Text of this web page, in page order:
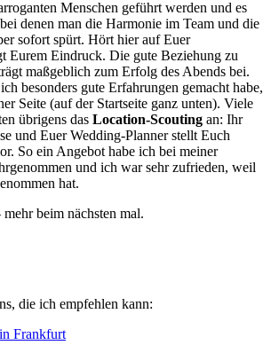
Menschen geführt werden und es
denen man die Harmonie im Team und die
sofort spürt. Hört hier auf Euer
Eurem Eindruck. Die gute Beziehung zu
maßgeblich zum Erfolg des Abends bei.
besonders gute Erfahrungen gemacht habe,
Seite (auf der Startseite ganz unten). Viele
übrigens das Location-Scouting an: Ihr
und Euer Wedding-Planner stellt Euch
So ein Angebot habe ich bei meiner
und ich war sehr zufrieden, weil
hat.
beim nächsten mal.
die ich empfehlen kann:
Frankfurt